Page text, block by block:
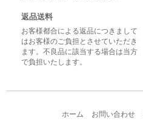
返品送料
お客様都合による返品につきまして
はお客様のご負担とさせていただき
ます。不良品に該当する場合は当方
で負担いたします。
ホーム お問い合わせ